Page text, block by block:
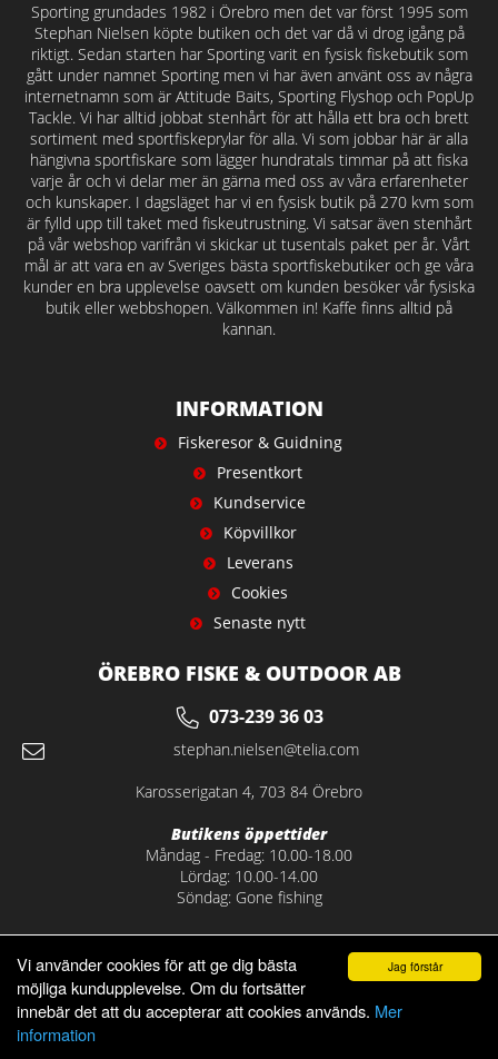
Jag förstår
Vi använder cookies för att ge dig bästa
möjliga kundupplevelse. Om du fortsätter
innebär det att du accepterar att cookies används. Mer
information
Sporting grundades 1982 i Örebro men det var först 1995 som
Stephan Nielsen köpte butiken och det var då vi drog igång på
riktigt. Sedan starten har Sporting varit en fysisk fiskebutik som
gått under namnet Sporting men vi har även använt oss av några
internetnamn som är Attitude Baits, Sporting Flyshop och PopUp
Tackle. Vi har alltid jobbat stenhårt för att hålla ett bra och brett
sortiment med sportfiskeprylar för alla. Vi som jobbar här är alla
hängivna sportfiskare som lägger hundratals timmar på att fiska
varje år och vi delar mer än gärna med oss av våra erfarenheter
och kunskaper. I dagsläget har vi en fysisk butik på 270 kvm som
är fylld upp till taket med fiskeutrustning. Vi satsar även stenhårt
på vår webshop varifrån vi skickar ut tusentals paket per år. Vårt
mål är att vara en av Sveriges bästa sportfiskebutiker och ge våra
kunder en bra upplevelse oavsett om kunden besöker vår fysiska
butik eller webbshopen. Välkommen in! Kaffe finns alltid på
kannan.
INFORMATION
Fiskeresor & Guidning
Presentkort
Kundservice
Köpvillkor
Leverans
Cookies
Senaste nytt
ÖREBRO FISKE & OUTDOOR AB
073-239 36 03
stephan.nielsen@telia.com
Karosserigatan 4, 703 84 Örebro
Butikens öppettider
Måndag - Fredag: 10.00-18.00
Lördag: 10.00-14.00
Söndag: Gone fishing